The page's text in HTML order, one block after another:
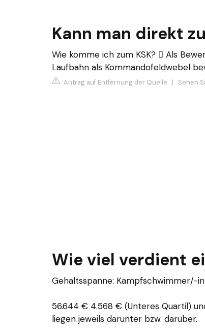
Kann man direkt
Wie komme ich zum KSK?  Als
Laufbahn als Kommandofeldwebel
Antrag auf Entfernung der Quelle | Sehen
Wie viel verdient
Gehaltsspanne: Kampfschwimmer/-
56.644 € 4.568 € (Unteres Quartil)
liegen jeweils darunter bzw. darüber.